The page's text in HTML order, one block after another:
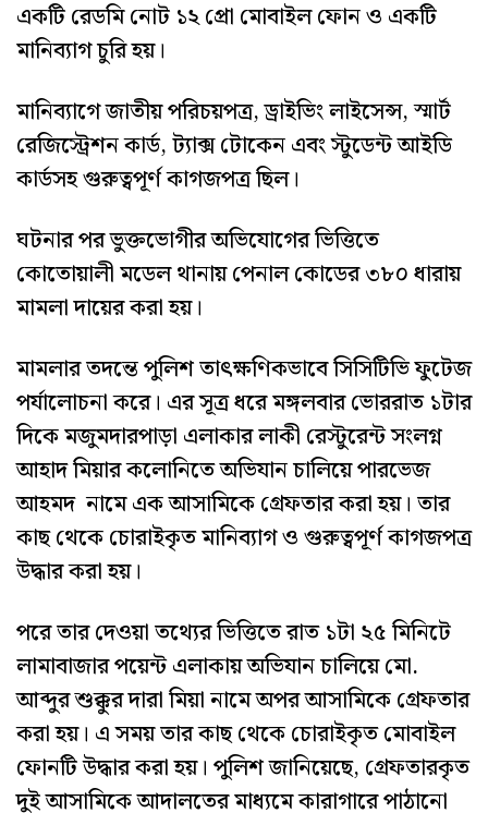
একটি রেডমি নোট ১২ প্রো মোবাইল ফোন ও একটি
মানিব্যাগ চুরি হয়।
মানিব্যাগে জাতীয় পরিচয়পত্র, ড্রাইভিং লাইসেন্স, স্মার্ট
রেজিস্ট্রেশন কার্ড, ট্যাক্স টোকেন এবং স্টুডেন্ট আইডি
কার্ডসহ গুরুত্বপূর্ণ কাগজপত্র ছিল।
ঘটনার পর ভুক্তভোগীর অভিযোগের ভিত্তিতে
কোতোয়ালী মডেল থানায় পেনাল কোডের ৩৮০ ধারায়
মামলা দায়ের করা হয়।
মামলার তদন্তে পুলিশ তাৎক্ষণিকভাবে সিসিটিভি ফুটেজ
পর্যালোচনা করে। এর সূত্র ধরে মঙ্গলবার ভোররাত ১টার
দিকে মজুমদারপাড়া এলাকার লাকী রেস্টুরেন্ট সংলগ্ন
আহাদ মিয়ার কলোনিতে অভিযান চালিয়ে পারভেজ
আহমদ নামে এক আসামিকে গ্রেফতার করা হয়। তার
কাছ থেকে চোরাইকৃত মানিব্যাগ ও গুরুত্বপূর্ণ কাগজপত্র
উদ্ধার করা হয়।
পরে তার দেওয়া তথ্যের ভিত্তিতে রাত ১টা ২৫ মিনিটে
লামাবাজার পয়েন্ট এলাকায় অভিযান চালিয়ে মো.
আব্দুর শুক্কুর দারা মিয়া নামে অপর আসামিকে গ্রেফতার
করা হয়। এ সময় তার কাছ থেকে চোরাইকৃত মোবাইল
ফোনটি উদ্ধার করা হয়। পুলিশ জানিয়েছে, গ্রেফতারকৃত
দুই আসামিকে আদালতের মাধ্যমে কারাগারে পাঠানো